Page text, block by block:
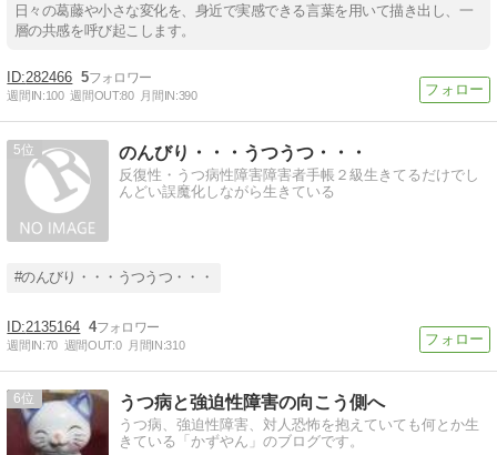
日々の葛藤や小さな変化を、身近で実感できる言葉を用いて描き出し、一
層の共感を呼び起こします。
282466 5
週間IN:100 週間OUT:80 月間IN:390
5 のんびり・・・うつうつ・・・
反復性・うつ病性障害障害者手帳２級生きてるだけでし
んどい誤魔化しながら生きている
#のんびり・・・うつうつ・・・
2135164 4
週間IN:70 週間OUT:0 月間IN:310
6 うつ病と強迫性障害の向こう側へ
うつ病、強迫性障害、対人恐怖を抱えていても何とか生
きている「かずやん」のブログです。